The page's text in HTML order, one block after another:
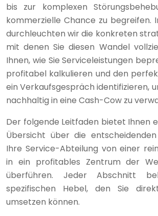
bis zur komplexen
kommerzielle Chance zu begreifen.
durchleuchten wir die konkreten
mit denen Sie diesen Wandel
Ihnen, wie Sie Serviceleistungen
profitabel kalkulieren und den
ein Verkaufsgespräch identifizieren,
nachhaltig in eine Cash-Cow zu
Der folgende Leitfaden bietet Ihnen
Übersicht über die
Ihre Service-Abteilung von einer
in ein profitables Zentrum der
überführen. Jeder Abschnitt
spezifischen Hebel, den Sie
umsetzen können.